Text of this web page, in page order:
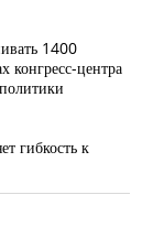
1400
конгресс-центра
гибкость к